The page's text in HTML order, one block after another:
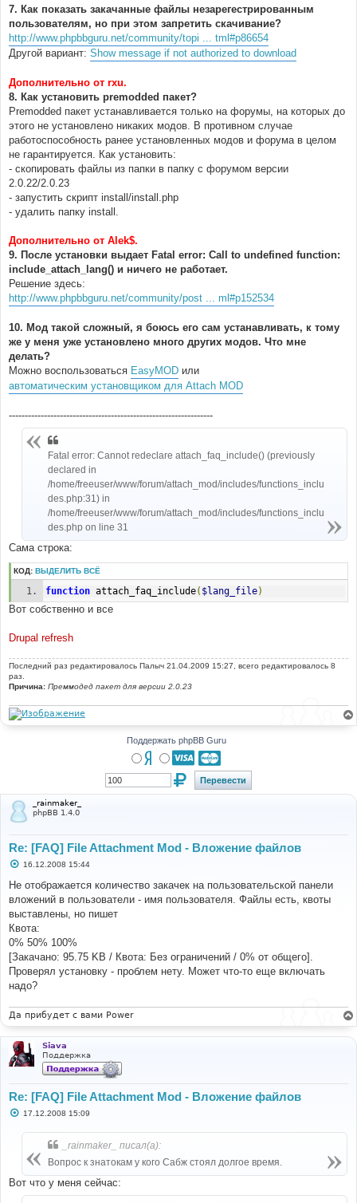
7. Как показать закачанные файлы незарегестрированным
пользователям, но при этом запретить скачивание?
http://www.phpbbguru.net/community/topi ... tml#p86654
Другой вариант: Show message if not authorized to download
Дополнительно от rxu.
8. Как установить premodded пакет?
Premodded пакет устанавливается только на форумы, на которых до
этого не установлено никаких модов. В противном случае
работоспособность ранее установленных модов и форума в целом
не гарантируется. Как установить:
- скопировать файлы из папки в папку с форумом версии
2.0.22/2.0.23
- запустить скрипт install/install.php
- удалить папку install.
Дополнительно от Alek$.
9. После установки выдает Fatal error: Call to undefined function:
include_attach_lang() и ничего не работает.
Решение здесь:
http://www.phpbbguru.net/community/post ... ml#p152534
10. Мод такой сложный, я боюсь его сам устанавливать, к тому
же у меня уже установлено много других модов. Что мне
делать?
Можно воспользоваться EasyMOD или
автоматическим установщиком для Attach MOD
----------------------------------------------------------------
Fatal error: Cannot redeclare attach_faq_include() (previously
declared in
/home/freeuser/www/forum/attach_mod/includes/functions_inclu
des.php:31) in
/home/freeuser/www/forum/attach_mod/includes/functions_inclu
des.php on line 31
Сама строка:
КОД: ВЫДЕЛИТЬ ВСЁ
function attach_faq_include( $lang_file)
Вот собственно и все
Drupal refresh
Последний раз редактировалось Палыч 21.04.2009 15:27, всего редактировалось 8
раз.
Причина: Преммодед пакет для версии 2.0.23
Поддержать phpBB Guru
_rainmaker_
phpBB 1.4.0
Re: [FAQ] File Attachment Mod - Вложение файлов
С
о
б
щ
е
н
и
е
16.12.2008 15:44
Не отображается количество закачек на пользовательской панели
вложений в пользователи - имя пользователя. Файлы есть, квоты
выставлены, но пишет
Квота:
0% 50% 100%
[Закачано: 95.75 KB / Квота: Без ограничений / 0% от общего].
Проверял установку - проблем нету. Может что-то еще включать
надо?
Да прибудет с вами Power
Siava
Поддержка
Re: [FAQ] File Attachment Mod - Вложение файлов
С
е
17.12.2008 15:09
_rainmaker_ писал(а):
Вопрос к знатокам у кого Сабж стоял долгое время.
Вот что у меня сейчас: